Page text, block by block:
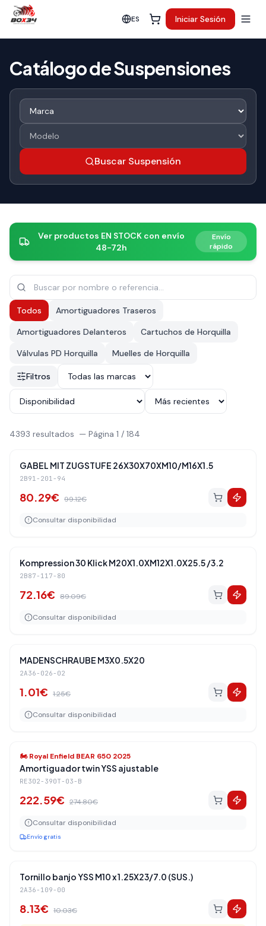
ES Iniciar Sesión
Catálogo de Suspensiones
Buscar Suspensión
Ver productos EN STOCK con envío
48-72h
Envío
rápido
Todos
Amortiguadores Traseros
Amortiguadores Delanteros
Cartuchos de Horquilla
Válvulas PD Horquilla
Muelles de Horquilla
Filtros
4393 resultados — Página 1 / 184
-19% Amortiguadores Traseros
GABEL MIT ZUGSTUFE 26X30X70XM10/M16X1.5
2B91-201-94
80.29€ 99.12€
Consultar disponibilidad
-19 Amortiguadores Traseros
Kompression 30 Klick M20X1.0XM12X1.0X25.5 /3.2
2B87-117-80
72.16€ 89.09€
Consultar disponibilidad
- 19%
MADENSCHRAUBE M3X0.5X20
2A36-026-02
1.01€ 1.25€
Consultar disponibilidad
-19 %
🏍️Royal Enfield BEAR 650 2025
Amortiguador twin YSS ajustable
RE302-390T-03-B
222.59€ 274.80€
Consultar disponibilidad
Envío gratis
-19 Amortiguadores Traseros
Tornillo banjo YSS M10 x 1.25X23/7.0 (SUS.)
2A36-109-00
8.13€ 10.03€